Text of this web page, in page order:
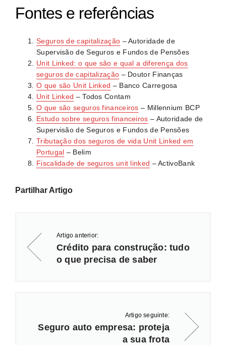
reduzida dos ganhos em função do prazo de
manutenção do contrato.
temporal (mínimo 5 anos), a sua tolerância ao risco
compreensão clara de todos os custos envolvidos. Se
algum destes pontos levantar dúvidas, procure
alternativas mais conservadoras ou adie a decisão até
estar seguro.
Fontes e referências
Seguros de capitalização – Autoridade de
Supervisão de Seguros e Fundos de Pensões
Unit Linked: o que são e qual a diferença dos
seguros de capitalização – Doutor Finanças
O que são Unit Linked – Banco Carregosa
Unit Linked – Todos Contam
O que são seguros financeiros – Millennium BCP
Estudo sobre seguros financeiros – Autoridade de
Supervisão de Seguros e Fundos de Pensões
Tributação dos seguros de vida Unit Linked em
Portugal – Belim
Fiscalidade de seguros unit linked – ActivoBank
Partilhar Artigo
Artigo anterior:
Crédito para construção: tudo
o que precisa de saber
Artigo seguinte:
Seguro auto empresa: proteja
a sua frota